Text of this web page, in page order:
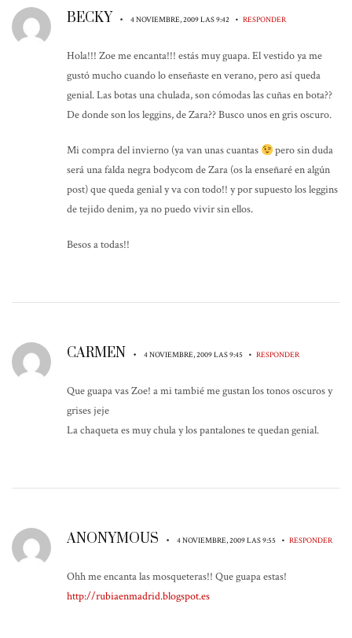
BECKY • 4 NOVIEMBRE, 2009 LAS 9:42 • RESPONDER
Hola!!! Zoe me encanta!!! estás muy guapa. El vestido ya me
gustó mucho cuando lo enseñaste en verano, pero así queda
genial. Las botas una chulada, son cómodas las cuñas en bota??
De donde son los leggins, de Zara?? Busco unos en gris oscuro.
Mi compra del invierno (ya van unas cuantas
pero sin duda
será una falda negra bodycom de Zara (os la enseñaré en algún
post) que queda genial y va con todo!! y por supuesto los leggins
de tejido denim, ya no puedo vivir sin ellos.
Besos a todas!!
CARMEN • 4 NOVIEMBRE, 2009 LAS 9:45 • RESPONDER
Que guapa vas Zoe! a mi tambié me gustan los tonos oscuros y
grises jeje
La chaqueta es muy chula y los pantalones te quedan genial.
ANONYMOUS • 4 NOVIEMBRE, 2009 LAS 9:55 • RESPONDER
Ohh me encanta las mosqueteras!! Que guapa estas!
http://rubiaenmadrid.blogspot.es